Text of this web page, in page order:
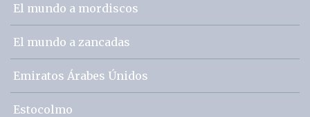
El mundo a mordiscos
El mundo a zancadas
Emiratos Árabes Únidos
Estocolmo